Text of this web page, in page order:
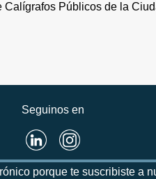
Públicos de la
Seguinos en
porque te suscribiste a